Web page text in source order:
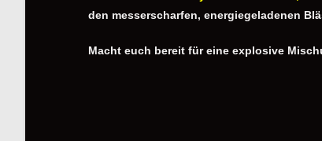
den messerscharfen, energiegeladenen
Macht euch bereit für eine explosive